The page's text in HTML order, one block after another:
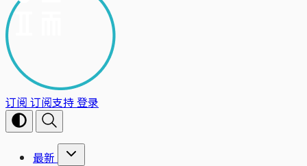
订阅 订阅支持登录
最新